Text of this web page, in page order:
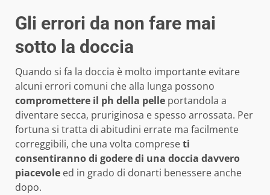
Gli errori da non fare mai
sotto la doccia
Quando si fa la doccia è molto importante evitare
alcuni errori comuni che alla lunga possono
compromettere il ph della pelle portandola a
diventare secca, pruriginosa e spesso arrossata. Per
fortuna si tratta di abitudini errate ma facilmente
correggibili, che una volta compreseti
consentiranno di godere di una doccia davvero
piacevole ed in grado di donarti benessere anche
dopo.